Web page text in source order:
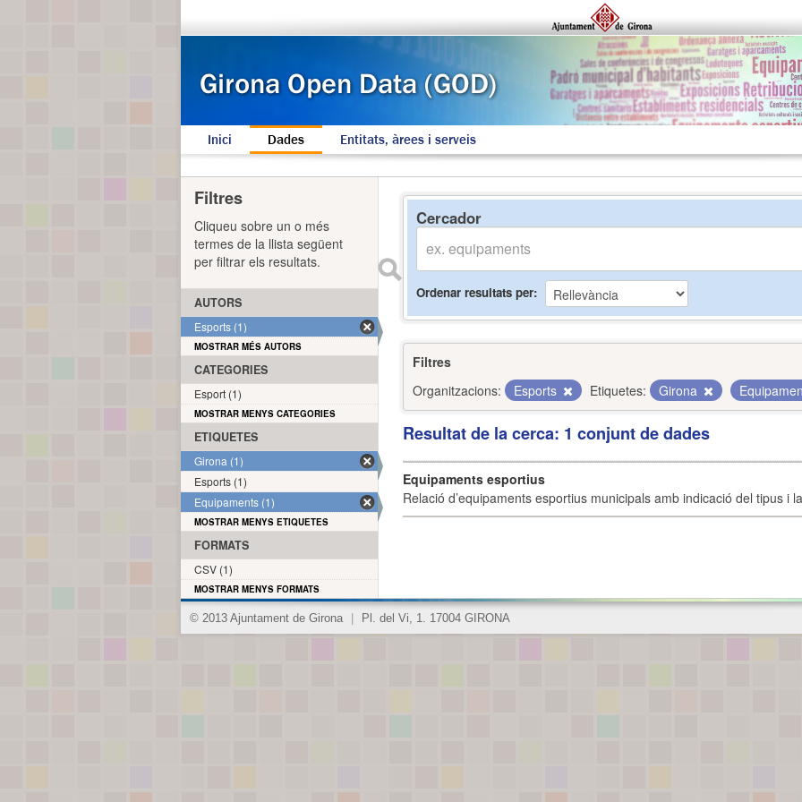
Inici Dades Entitats, àrees i serveis
Cercador
Ordenar resultats per
Filtres
Organitzacions:
Esports Etiquetes: Girona
Resultat de la cerca: 1 conjunt de dades
Equipaments esportius
Relació d’equipaments esportius municipals amb indicació del tipus i
Filtres
Cliqueu sobre un o més
termes de la llista següent
per filtrar els resultats.
AUTORS
Esports (1)
MOSTRAR MÉS AUTORS
CATEGORIES
Esport (1)
MOSTRAR MENYS CATEGORIES
ETIQUETES
Girona (1)
Esports (1)
Equipaments (1)
MOSTRAR MENYS ETIQUETES
FORMATS
CSV (1)
MOSTRAR MENYS FORMATS
© 2013 Ajuntament de Girona Pl. del Vi, 1. 17004 GIRONA